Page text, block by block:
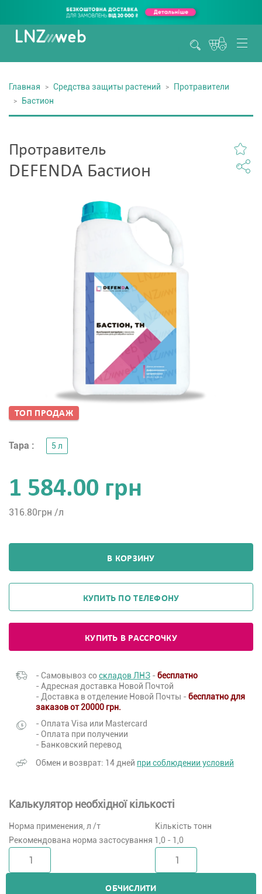
Главная Средства защиты растений
Протравители
Бастион
Протравитель
DEFENDA Бастион
ТОП ПРОДАЖ
Тара : 5 л
1 584.00 грн
316.80грн /л
В КОРЗИНУ
КУПИТЬ ПО ТЕЛЕФОНУ
КУПИТЬ В РАССРОЧКУ
- Самовывоз соскладов ЛНЗ - бесплатно
- Адресная доставка Новой Почтой
- Доставка в отделение Новой Почты - бесплатно для
заказов от 20000 грн.
- Оплата Visa или Mastercard
- Оплата при получении
- Банковский перевод
Обмен и возврат: 14 дней при соблюдении условий
Калькулятор необхідної кількості
Норма применения, л /т
Кількість тонн
Рекомендована норма застосування 1,0 - 1,0
ОБЧИСЛИТИ